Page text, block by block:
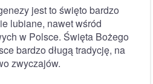
jest to święto bardzo
lubiane, nawet wśród
w Polsce. Święta Bożego
bardzo długą tradycję, na
zwyczajów.